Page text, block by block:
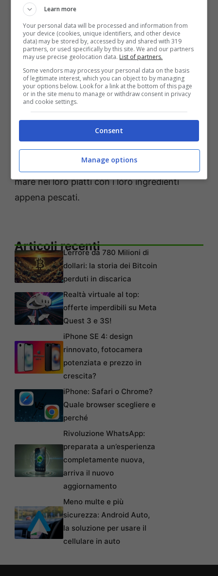
art. Come subacquei di acque profonde, i
giocatori possono sperimentare il ricco
ecosistema marino del Blue Hole, il tutto
mentre cacciano pesci, combattono creature
giganti e scoprono antichi manufatti .
Tuttavia, una misteriosa minaccia si nasconde
nelle vicinanze, il che rende importante
raccogliere nuovo equipaggiamento per
mantenere le difese. Fuori dall’acqua, i
giocatori affrontano la gestione di un
ristorante di sushi, catturando l’anima del
mare nei loro piatti con i loro ingredienti
appena pescati.
Articoli recentiL’errore da 780 Milioni di
dollari: la storia dei Bitcoin
perduti in discarica
Realtà virtuale al top:
offerte imperdibili su Meta
Quest 3 e 3S!
iPhone SE 4: design
rinnovato, fotocamera
potenziata e prezzo in
crescita?
iPhone: Safari o Chrome?
Quale browser scegliere e
perché
Rivoluzione WhatsApp:
preparata a un’esperienza
completamente nuova,
arriva il nuovo
aggiornamento
Meno multe e più
sicurezza: Android Auto,
la soluzione per usare il
cellulare in auto
Learn more
Your personal data will be processed and information from
your device (cookies, unique identifiers, and other device
data) may be stored by, accessed by and shared with 319
partners, or used specifically by this site. We and our partners
may use precise geolocation data. List of partners.
Some vendors may process your personal data on the basis
of legitimate interest, which you can object to by managing
your options below. Look for a link at the bottom of this page
or in the site menu to manage or withdraw consent in privacy
and cookie settings.
Consent
Manage options